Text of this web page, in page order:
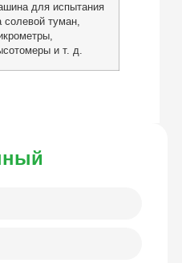
для испытания
солевой туман,
и т. д.